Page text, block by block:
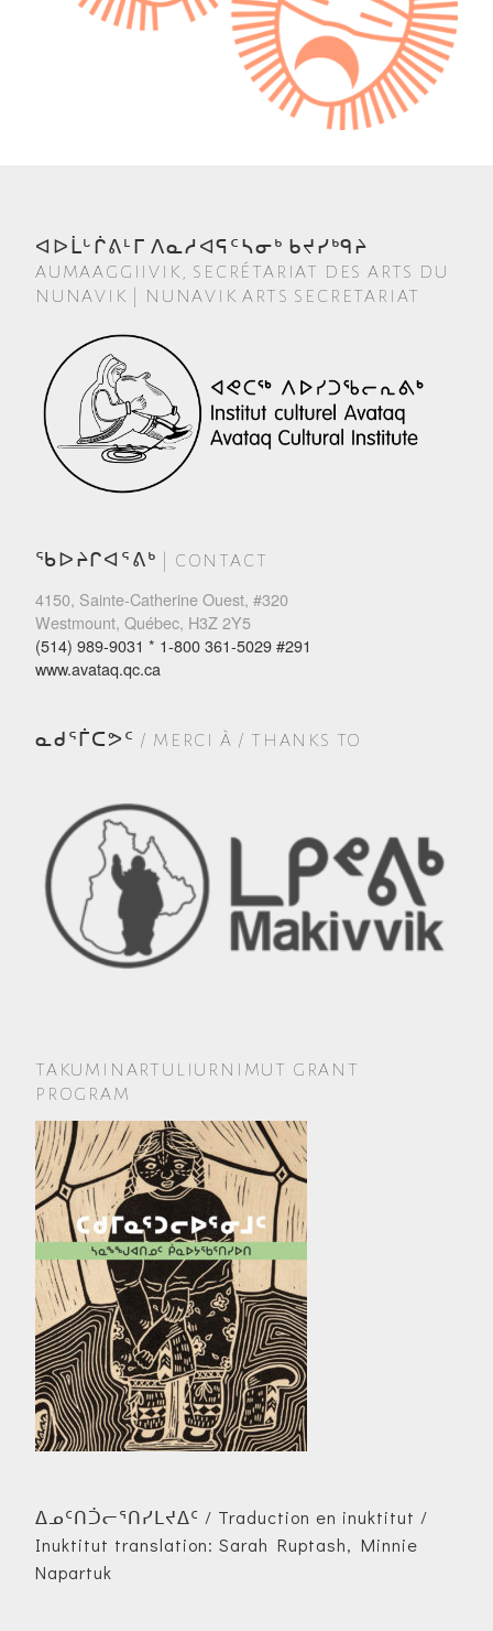
ᐊᐅᒫᒡᒌᕕᒻᒥ ᐱᓇᓱᐊᕋᑦᓴᓂᒃ ᑲᔪᓯᒃᑫᔨ
AUMAAGGIIVIK, SECRÉTARIAT DES ARTS DU
NUNAVIK | NUNAVIK ARTS SECRETARIAT
ᖃᐅᔨᒋᐊᕐᕕᒃ | CONTACT
4150, Sainte-Catherine Ouest, #320
Westmount, Québec, H3Z 2Y5
(514) 989-9031 * 1-800 361-5029 #291
www.avataq.qc.ca
ᓇᑯᕐᒦᑕᕗᑦ / MERCI À / THANKS TO
TAKUMINARTULIURNIMUT GRANT
PROGRAM
ᐃᓄᑦᑎᑑᓕᕐᑎᓯᒪᔪᐃᑦ / Traduction en inuktitut /
Inuktitut translation: Sarah Ruptash, Minnie
Napartuk